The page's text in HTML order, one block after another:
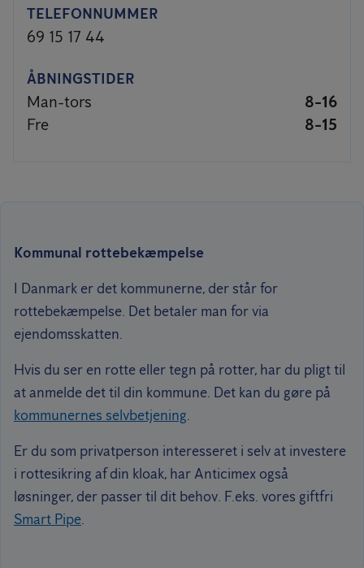
TELEFONNUMMER
69 15 17 44
ÅBNINGSTIDER
Man-tors
8-16
Fre
8-15
Kommunal rottebekæmpelse
I Danmark er det kommunerne, der står for
rottebekæmpelse. Det betaler man for via
ejendomsskatten.
Hvis du ser en rotte eller tegn på rotter, har du pligt til
at anmelde det til din kommune. Det kan du gøre på
kommunernes selvbetjening.
Er du som privatperson interesseret i selv at investere
i rottesikring af din kloak, har Anticimex også
løsninger, der passer til dit behov. F.eks. vores giftfri
Smart Pipe.